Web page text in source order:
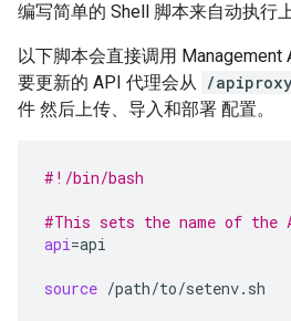
编写简单的 Shell 脚本来自动执行
以下脚本会直接调用 Management
要更新的 API 代理会从 /
件 然后上传、导入和部署 配置。
#!/bin/bash
#This sets the name of the
api=api
source /path/to/setenv.sh